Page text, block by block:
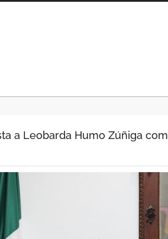
a Leobarda Humo Zúñiga